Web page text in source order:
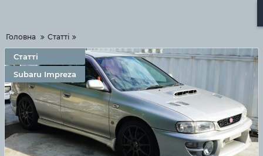
Головна Статті
Статті
Subaru Impreza